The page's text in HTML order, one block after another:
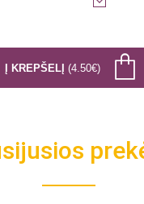
Į KREPŠELĮ (4.50€)